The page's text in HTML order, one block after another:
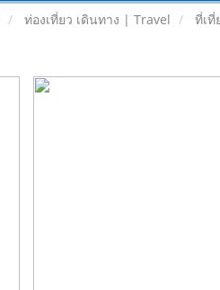
ท่องเที่ยว เดินทาง | Travel ที่เ